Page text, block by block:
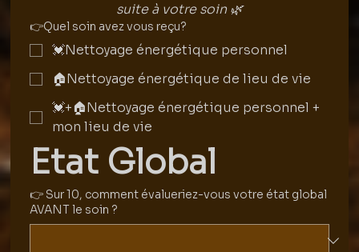
suite à votre soin 🌿
👉Quel soin avez vous reçu?
💓Nettoyage énergétique personnel
🏠Nettoyage énergétique de lieu de vie
💓+🏠Nettoyage énergétique personnel +
mon lieu de vie
Etat Global
👉 Sur 10, comment évalueriez-vous votre état global
AVANT le soin ?